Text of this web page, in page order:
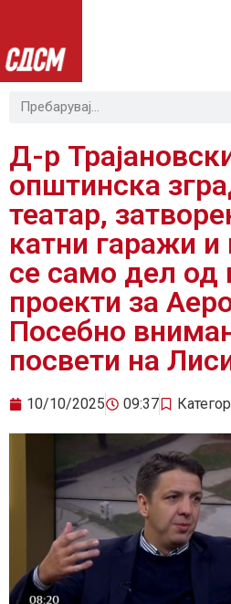
Д-р
општинска
театар,
катни гаражи и
се само дел од
проекти за
Посебно
посвети на
10/10/2025 09:37